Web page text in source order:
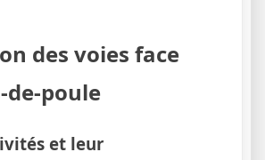
des voies face
de-poule
et leur